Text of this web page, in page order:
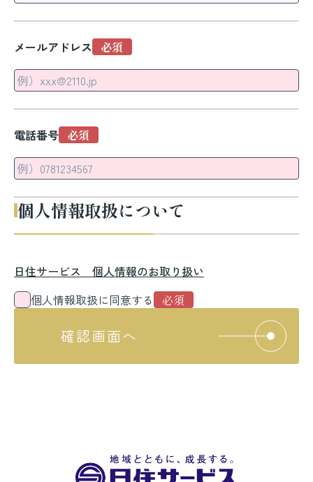
メールアドレス
電話番号
個人情報取扱について
日住サービス 個人情報のお取り扱い
個人情報取扱に同意する
確認画面へ